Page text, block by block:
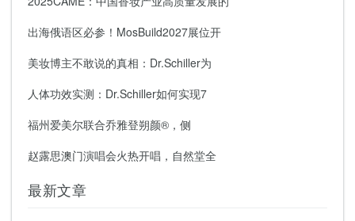
出海俄语区必参！MosBuild2027展位开
美妆博主不敢说的真相：Dr.Schiller为
人体功效实测：Dr.Schiller如何实现7
福州爱美尔联合乔雅登朔颜®，侧
赵露思澳门演唱会火热开唱，自然堂全
最新文章